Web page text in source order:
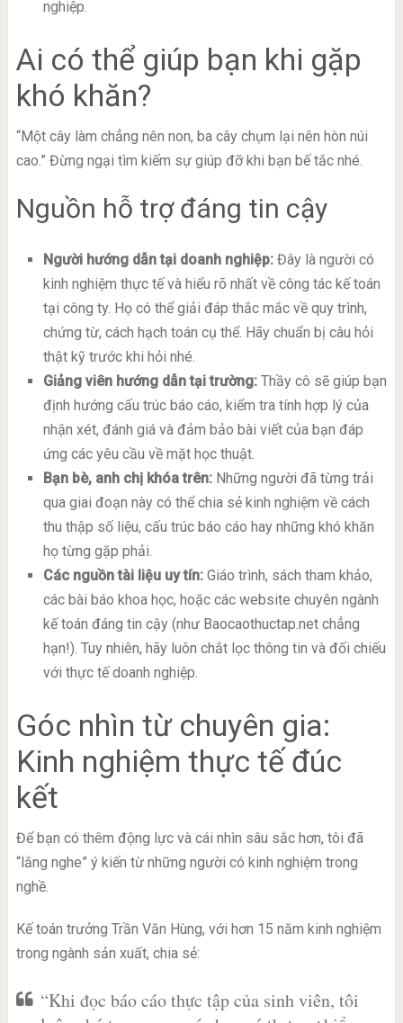
nghiệp.
Ai có thể giúp bạn khi gặp
khó khăn?
“Một cây làm chẳng nên non, ba cây chụm lại nên hòn núi
cao.” Đừng ngại tìm kiếm sự giúp đỡ khi bạn bế tắc nhé.
Nguồn hỗ trợ đáng tin cậy
Người hướng dẫn tại doanh nghiệp:Đây là người có
kinh nghiệm thực tế và hiểu rõ nhất về công tác kế toán
tại công ty. Họ có thể giải đáp thắc mắc về quy trình,
chứng từ, cách hạch toán cụ thể. Hãy chuẩn bị câu hỏi
thật kỹ trước khi hỏi nhé.
Giảng viên hướng dẫn tại trường:Thầy cô sẽ giúp bạn
định hướng cấu trúc báo cáo, kiểm tra tính hợp lý của
nhận xét, đánh giá và đảm bảo bài viết của bạn đáp
ứng các yêu cầu về mặt học thuật.
Bạn bè, anh chị khóa trên:Những người đã từng trải
qua giai đoạn này có thể chia sẻ kinh nghiệm về cách
thu thập số liệu, cấu trúc báo cáo hay những khó khăn
họ từng gặp phải.
Các nguồn tài liệu uy tín:Giáo trình, sách tham khảo,
các bài báo khoa học, hoặc các website chuyên ngành
kế toán đáng tin cậy (như Baocaothuctap.net chẳng
hạn!). Tuy nhiên, hãy luôn chắt lọc thông tin và đối chiếu
với thực tế doanh nghiệp.
Góc nhìn từ chuyên gia:
Kinh nghiệm thực tế đúc
kết
Để bạn có thêm động lực và cái nhìn sâu sắc hơn, tôi đã
“lắng nghe” ý kiến từ những người có kinh nghiệm trong
nghề.
Kế toán trưởng Trần Văn Hùng, với hơn 15 năm kinh nghiệm
trong ngành sản xuất, chia sẻ:
“Khi đọc báo cáo thực tập của sinh viên, tôi